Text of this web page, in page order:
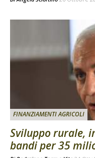
FINANZIAMENTI AGRICOLI
Sviluppo rurale,
bandi per 35